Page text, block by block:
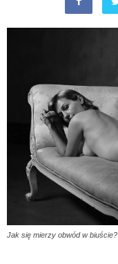
Jak się mierzy obwód w biuście?